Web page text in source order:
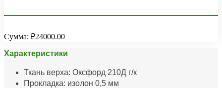
Сумма: ₽24000.00
Характеристики
Ткань верха: Оксфорд 210Д г/к
Прокладка: изолон 0,5 мм